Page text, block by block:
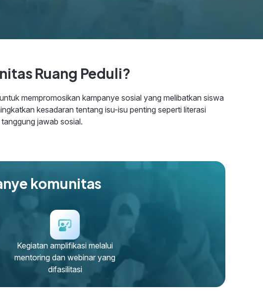
Ruang Peduli?
mempromosikan kampanye sosial yang melibatkan siswa
kesadaran tentang isu-isu penting seperti literasi
jawab sosial.
komunitas
Kegiatan amplifikasi melalui
mentoring dan webinar yang
difasilitasi